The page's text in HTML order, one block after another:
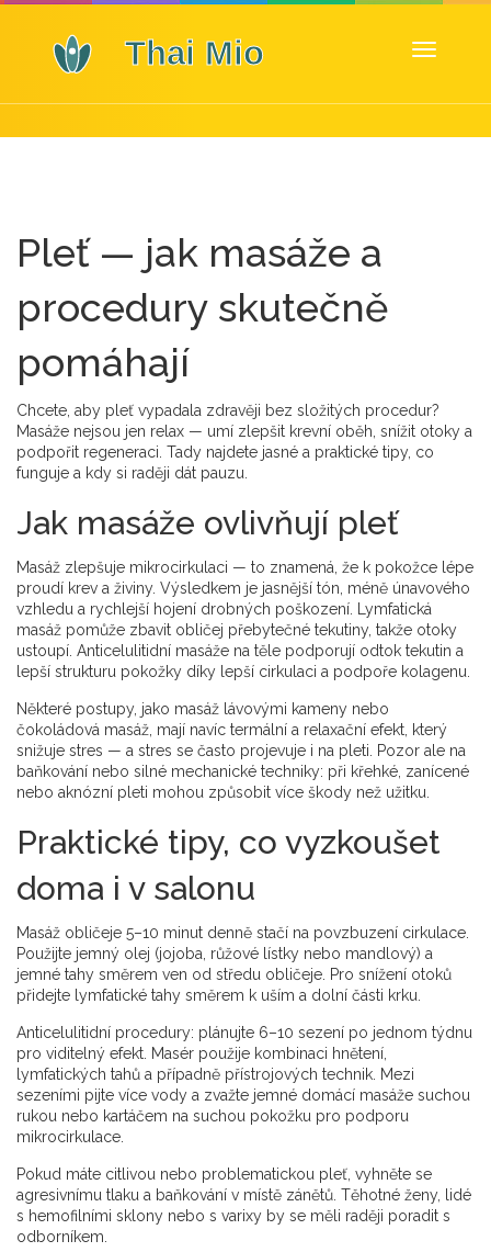
Zobrazit
Pleť — jak masáže a
procedury skutečně
pomáhají
Chcete, aby pleť vypadala zdravěji bez složitých procedur?
Masáže nejsou jen relax — umí zlepšit krevní oběh, snížit otoky a
podpořit regeneraci. Tady najdete jasné a praktické tipy, co
funguje a kdy si raději dát pauzu.
Jak masáže ovlivňují pleť
Masáž zlepšuje mikrocirkulaci — to znamená, že k pokožce lépe
proudí krev a živiny. Výsledkem je jasnější tón, méně únavového
vzhledu a rychlejší hojení drobných poškození. Lymfatická
masáž pomůže zbavit obličej přebytečné tekutiny, takže otoky
ustoupí. Anticelulitidní masáže na těle podporují odtok tekutin a
lepší strukturu pokožky díky lepší cirkulaci a podpoře kolagenu.
Některé postupy, jako masáž lávovými kameny nebo
čokoládová masáž, mají navíc termální a relaxační efekt, který
snižuje stres — a stres se často projevuje i na pleti. Pozor ale na
baňkování nebo silné mechanické techniky: při křehké, zanícené
nebo aknózní pleti mohou způsobit více škody než užitku.
Praktické tipy, co vyzkoušet
doma i v salonu
Masáž obličeje 5–10 minut denně stačí na povzbuzení cirkulace.
Použijte jemný olej (jojoba, růžové lístky nebo mandlový) a
jemné tahy směrem ven od středu obličeje. Pro snížení otoků
přidejte lymfatické tahy směrem k uším a dolní části krku.
Anticelulitidní procedury: plánujte 6–10 sezení po jednom týdnu
pro viditelný efekt. Masér použije kombinaci hnětení,
lymfatických tahů a případně přístrojových technik. Mezi
sezeními pijte více vody a zvažte jemné domácí masáže suchou
rukou nebo kartáčem na suchou pokožku pro podporu
mikrocirkulace.
Pokud máte citlivou nebo problematickou pleť, vyhněte se
agresivnímu tlaku a baňkování v místě zánětů. Těhotné ženy, lidé
s hemofilními sklony nebo s varixy by se měli raději poradit s
odborníkem.